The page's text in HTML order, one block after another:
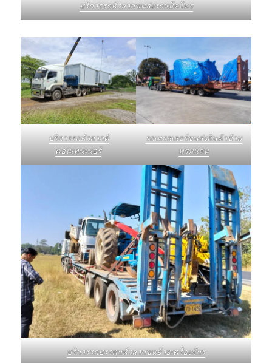
บริการรถหัวลากขนส่งรถแม็คโคร
บริการรถหัวลากตู้
คอนเทนเนอร์
รถเทรลเลอร์ขนส่งสินค้าข้าม
พรมแดน
บริการรถบรรทุกหัวลากขนย้ายเครื่องจักร